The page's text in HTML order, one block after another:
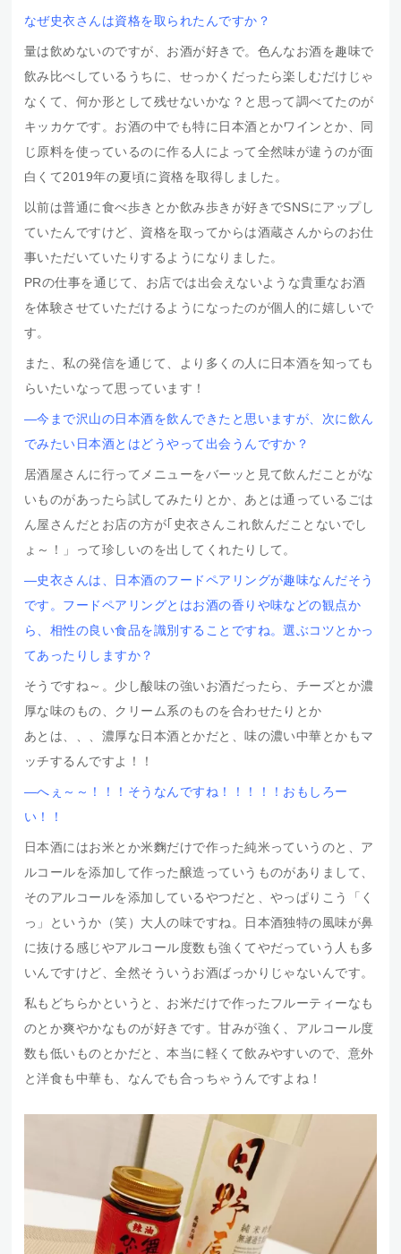
なぜ史衣さんは資格を取られたんですか？
量は飲めないのですが、お酒が好きで。色んなお酒を趣味で
飲み比べしているうちに、せっかくだったら楽しむだけじゃ
なくて、何か形として残せないかな？と思って調べてたのが
キッカケです。お酒の中でも特に日本酒とかワインとか、同
じ原料を使っているのに作る人によって全然味が違うのが面
白くて2019年の夏頃に資格を取得しました。
以前は普通に食べ歩きとか飲み歩きが好きでSNSにアップし
ていたんですけど、資格を取ってからは酒蔵さんからのお仕
事いただいていたりするようになりました。
PRの仕事を通じて、お店では出会えないような貴重なお酒
を体験させていただけるようになったのが個人的に嬉しいで
す。
また、私の発信を通じて、より多くの人に日本酒を知っても
らいたいなって思っています！
―今まで沢山の日本酒を飲んできたと思いますが、次に飲ん
でみたい日本酒とはどうやって出会うんですか？
居酒屋さんに行ってメニューをバーッと見て飲んだことがな
いものがあったら試してみたりとか、あとは通っているごは
ん屋さんだとお店の方が｢史衣さんこれ飲んだことないでし
ょ～！」って珍しいのを出してくれたりして。
―史衣さんは、日本酒のフードペアリングが趣味なんだそう
です。フードペアリングとはお酒の香りや味などの観点か
ら、相性の良い食品を識別することですね。選ぶコツとかっ
てあったりしますか？
そうですね～。少し酸味の強いお酒だったら、チーズとか濃
厚な味のもの、クリーム系のものを合わせたりとか
あとは、、、濃厚な日本酒とかだと、味の濃い中華とかもマ
ッチするんですよ！！
―へぇ～～！！！そうなんですね！！！！！おもしろー
い！！
日本酒にはお米とか米麴だけで作った純米っていうのと、ア
ルコールを添加して作った醸造っていうものがありまして、
そのアルコールを添加しているやつだと、やっぱりこう「く
っ」というか（笑）大人の味ですね。日本酒独特の風味が鼻
に抜ける感じやアルコール度数も強くてやだっていう人も多
いんですけど、全然そういうお酒ばっかりじゃないんです。
私もどちらかというと、お米だけで作ったフルーティーなも
のとか爽やかなものが好きです。甘みが強く、アルコール度
数も低いものとかだと、本当に軽くて飲みやすいので、意外
と洋食も中華も、なんでも合っちゃうんですよね！